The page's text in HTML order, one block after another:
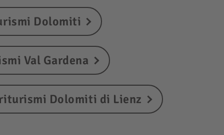
Dolomiti
Val Gardena
Dolomiti di Lienz